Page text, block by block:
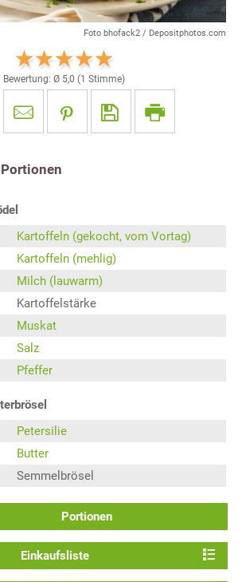
Foto bhofack2 / Depositphotos.com
Bewertung: Ø 5,0 (1 Stimme)
Portionen
Kartoffeln (gekocht, vom Vortag)
Kartoffeln (mehlig)
Milch (lauwarm)
Kartoffelstärke
Muskat
Salz
Pfeffer
Petersilie
Butter
Semmelbrösel
Portionen
Einkaufsliste